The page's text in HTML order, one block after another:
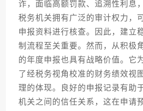
诈，面临高额罚款、追溯性利息
税务机关拥有广泛的审计权力，
申报资料进行核查。因此，建立
制流程至关重要。然而，从积极
的年度申报也具有战略价值。它
了经税务视角校准的财务绩效视
理的体现。良好的申报记录有助
机关之间的信任关系，这在申请